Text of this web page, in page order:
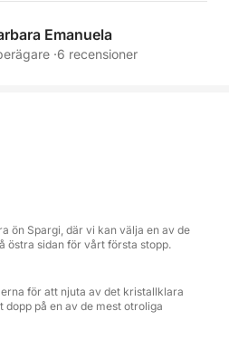
öarna och vikarna och
upplevelse.
första stopp kan vara ön
där du kan dyka ner i ett
nyanser. Efteråt kan vi
de naturliga bassängerna
Santa Maria, ett turkost
för sin hisnande skönhet.
till Caprera och välja ett
för ett dopp och lite
Emanuela
·6 recensioner
ön Spargi, där vi kan välja en av de
östra sidan för vårt första stopp.
för att njuta av det kristallklara
på en av de mest otroliga